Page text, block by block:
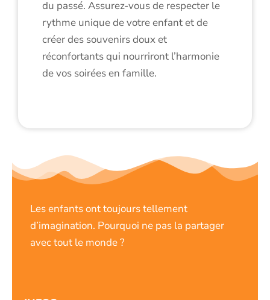
du passé. Assurez-vous de respecter le
rythme unique de votre enfant et de
créer des souvenirs doux et
réconfortants qui nourriront l’harmonie
de vos soirées en famille.
Les enfants ont toujours tellement
d’imagination. Pourquoi ne pas la partager
avec tout le monde ?